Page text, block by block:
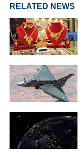
RELATED NEWS